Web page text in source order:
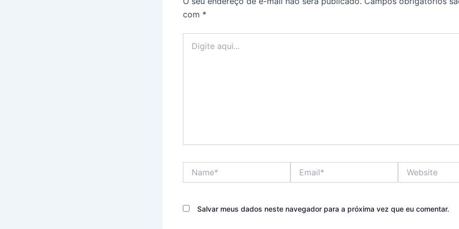
com *
aqui...
Salvar meus dados neste navegador para a próxima vez que eu comentar.